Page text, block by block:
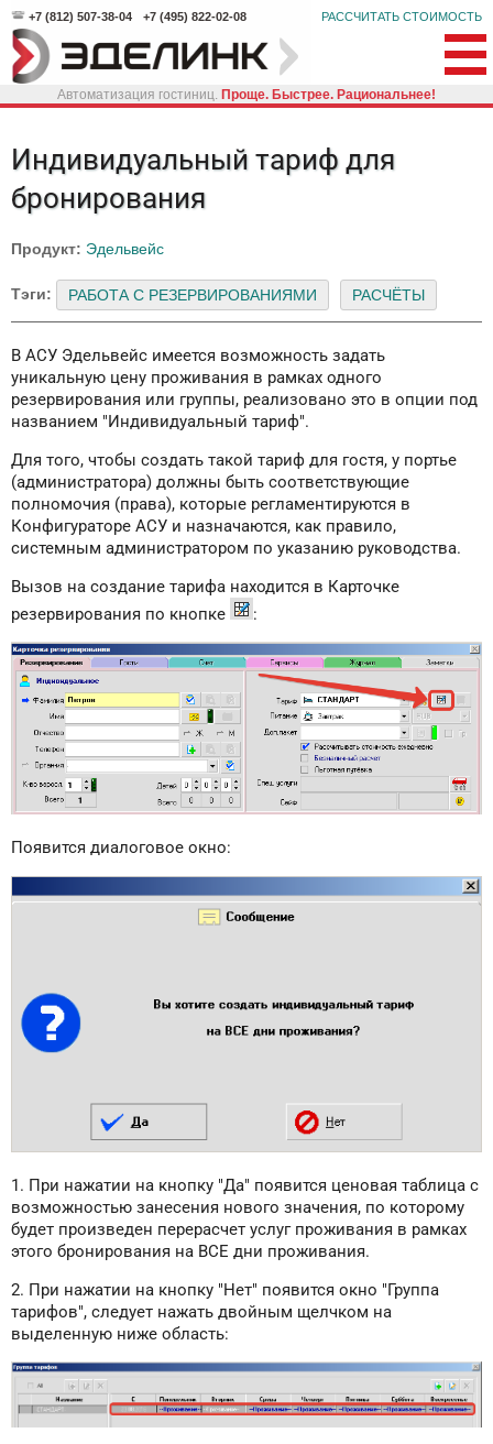
Автоматизация гостиниц. Проще. Быстрее. Рациональнее!
РАССЧИТАТЬ СТОИМОСТЬ
+7 (812) 507-38-04 +7 (495) 822-02-08
Индивидуальный тариф для
бронирования
Продукт: Эдельвейс
Тэги: РАБОТА С РЕЗЕРВИРОВАНИЯМИ РАСЧЁТЫ
В АСУ Эдельвейс имеется возможность задать
уникальную цену проживания в рамках одного
резервирования или группы, реализовано это в опции под
названием "Индивидуальный тариф".
Для того, чтобы создать такой тариф для гостя, у портье
(администратора) должны быть соответствующие
полномочия (права), которые регламентируются в
Конфигураторе АСУ и назначаются, как правило,
системным администратором по указанию руководства.
Вызов на создание тарифа находится в Карточке
резервирования по кнопке
:
Появится диалоговое окно:
1. При нажатии на кнопку "Да" появится ценовая таблица с
возможностью занесения нового значения, по которому
будет произведен перерасчет услуг проживания в рамках
этого бронирования на ВСЕ дни проживания.
2. При нажатии на кнопку "Нет" появится окно "Группа
тарифов", следует нажать двойным щелчком на
выделенную ниже область: